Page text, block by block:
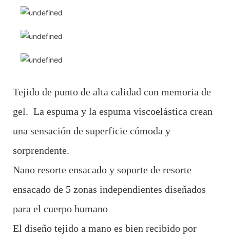
Tejido de punto de alta calidad con memoria de
gel. La espuma y la espuma viscoelástica crean
una sensación de superficie cómoda y
sorprendente.
Nano resorte ensacado y soporte de resorte
ensacado de 5 zonas independientes diseñados
para el cuerpo humano
El diseño tejido a mano es bien recibido por